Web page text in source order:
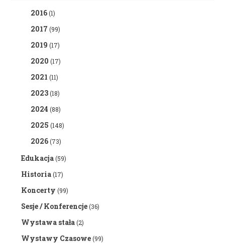
2016(1)
2017 (99)
2019 (17)
2020 (17)
2021 (11)
2023(18)
2024 (88)
2025 (148)
2026(73)
Edukacja(59)
Historia(17)
Koncerty (99)
Sesje / Konferencje(36)
Wystawa stała(2)
Wystawy Czasowe(99)